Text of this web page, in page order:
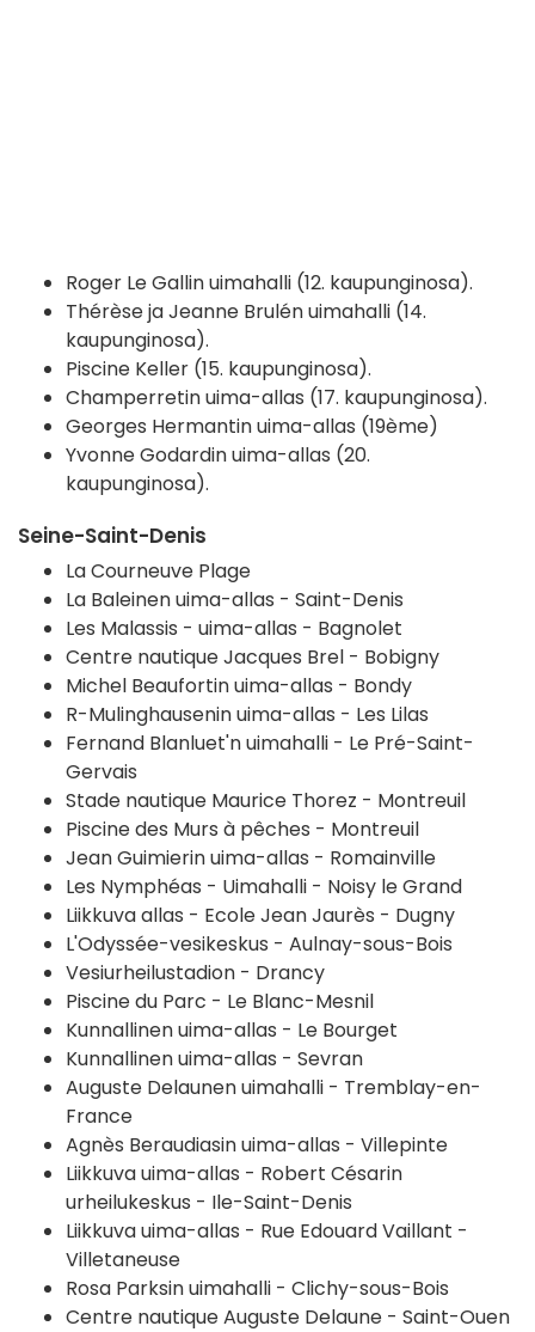
Roger Le Gallin uimahalli (12. kaupunginosa).
Thérèse ja Jeanne Brulén uimahalli (14.
kaupunginosa).
Piscine Keller (15. kaupunginosa).
Champerretin uima-allas (17. kaupunginosa).
Georges Hermantin uima-allas (19ème)
Yvonne Godardin uima-allas (20.
kaupunginosa).
Seine-Saint-Denis
La Courneuve Plage
La Baleinen uima-allas - Saint-Denis
Les Malassis - uima-allas - Bagnolet
Centre nautique Jacques Brel - Bobigny
Michel Beaufortin uima-allas - Bondy
R-Mulinghausenin uima-allas - Les Lilas
Fernand Blanluet'n uimahalli - Le Pré-Saint-
Gervais
Stade nautique Maurice Thorez - Montreuil
Piscine des Murs à pêches - Montreuil
Jean Guimierin uima-allas - Romainville
Les Nymphéas - Uimahalli - Noisy le Grand
Liikkuva allas - Ecole Jean Jaurès - Dugny
L'Odyssée-vesikeskus - Aulnay-sous-Bois
Vesiurheilustadion - Drancy
Piscine du Parc - Le Blanc-Mesnil
Kunnallinen uima-allas - Le Bourget
Kunnallinen uima-allas - Sevran
Auguste Delaunen uimahalli - Tremblay-en-
France
Agnès Beraudiasin uima-allas - Villepinte
Liikkuva uima-allas - Robert Césarin
urheilukeskus - Ile-Saint-Denis
Liikkuva uima-allas - Rue Edouard Vaillant -
Villetaneuse
Rosa Parksin uimahalli - Clichy-sous-Bois
Centre nautique Auguste Delaune - Saint-Ouen